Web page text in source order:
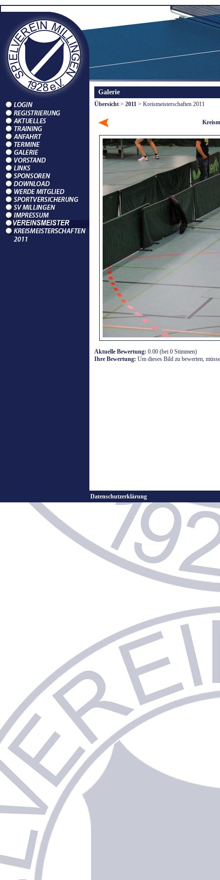
Galerie
Übersicht > 2011 > Kreismeisterschaften 2011
Aktuelle Bewertung: 0.00 (bei 0 Stimmen)
Ihre Bewertung: Um dieses Bild zu bewerten,
Datenschutzerklärung